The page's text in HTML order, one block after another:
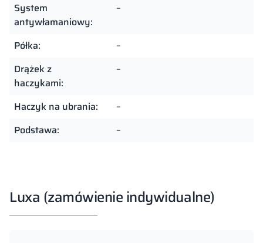
System
antywłamaniowy:
–
Półka:
–
Drążek z
haczykami:
–
Haczyk na ubrania:
–
Podstawa:
–
Luxa (zamówienie indywidualne)